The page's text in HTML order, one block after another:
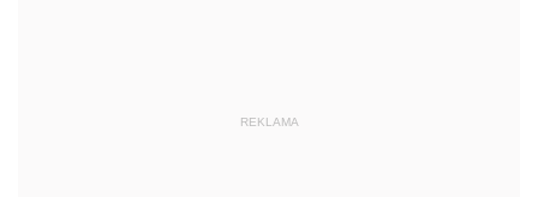
REKLAMA